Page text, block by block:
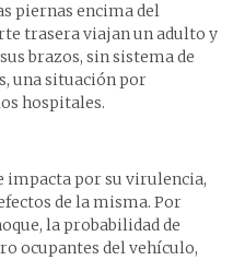
piernas encima del
trasera viajan un adulto y
brazos, sin sistema de
una situación por
hospitales.
impacta por su virulencia,
de la misma. Por
la probabilidad de
ocupantes del vehículo,